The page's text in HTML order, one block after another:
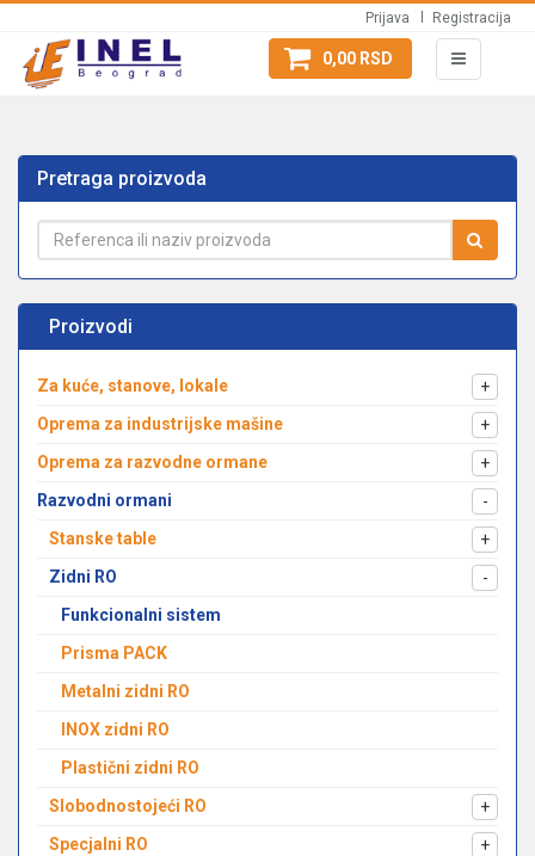
Prijava Registracija
0,00 RSD
Pretraga proizvoda
Proizvodi
Za kuće, stanove, lokale
+
Oprema za industrijske mašine
+
Oprema za razvodne ormane
+
Razvodni ormani
-
Stanske table
+
Zidni RO
-
Funkcionalni sistem
Prisma PACK
Metalni zidni RO
INOX zidni RO
Plastični zidni RO
Slobodnostojeći RO
+
Specjalni RO
+